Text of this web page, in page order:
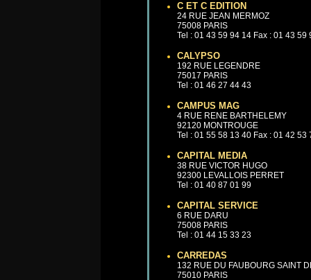
C ET C EDITION
24 RUE JEAN MERMOZ
75008 PARIS
Tel : 01 43 59 94 14 Fax : 01 43 59
CALYPSO
192 RUE LEGENDRE
75017 PARIS
Tel : 01 46 27 44 43
CAMPUS MAG
4 RUE RENE BARTHELEMY
92120 MONTROUGE
Tel : 01 55 58 13 40 Fax : 01 42 53
CAPITAL MEDIA
38 RUE VICTOR HUGO
92300 LEVALLOIS PERRET
Tel : 01 40 87 01 99
CAPITAL SERVICE
6 RUE DARU
75008 PARIS
Tel : 01 44 15 33 23
CARREDAS
132 RUE DU FAUBOURG SAINT
75010 PARIS